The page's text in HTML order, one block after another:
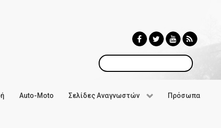
Αναζήτηση
Auto-Moto Σελίδες Αναγνωστών Πρόσωπα